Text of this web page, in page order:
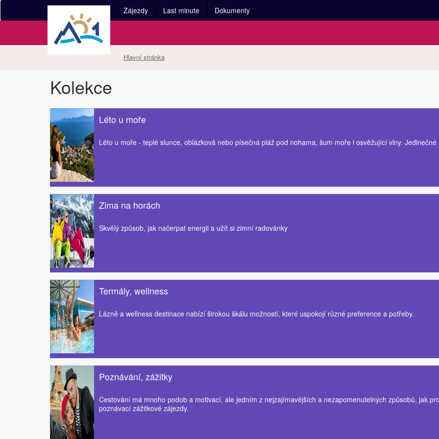
Zájezdy Last minute Dokumenty
Hlavní stránka
Kolekce
Léto u moře
Léto u moře - teplé slunce, oblázková nebo písečná pláž pod nohama, šum moře i osvěžující vlny.
Zima na horách
Skvělý způsob, jak načerpat energii a užít si zimní radovánky
Termály, wellness
Lázně a wellness destinace nabízí širokou škálu možností, které uspokojí různé preference a potřeby.
Poznávání, zážitky
Cestování má mnoho podob a motivací, ale jedním z nejzajímavějších a nezapomenutelných způsobů, jak
poznávací zážitkové zájezdy.